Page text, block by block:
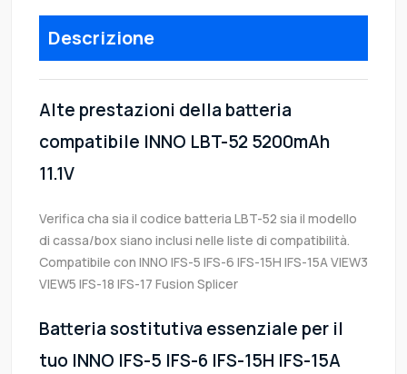
Descrizione
Alte prestazioni della batteria
compatibile INNO LBT-52 5200mAh
11.1V
Verifica cha sia il codice batteria LBT-52 sia il modello
di cassa/box siano inclusi nelle liste di compatibilità.
Compatibile con INNO IFS-5 IFS-6 IFS-15H IFS-15A VIEW3
VIEW5 IFS-18 IFS-17 Fusion Splicer
Batteria sostitutiva essenziale per il
tuo INNO IFS-5 IFS-6 IFS-15H IFS-15A